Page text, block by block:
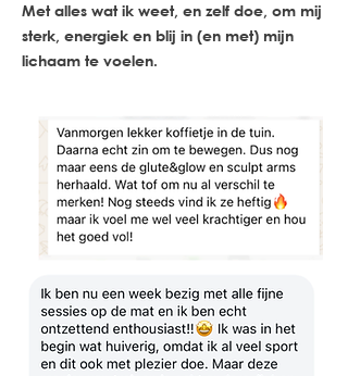
Met alles wat ik weet, en zelf doe, om mij
sterk, energiek en blij in (en met) mijn
lichaam te voelen.